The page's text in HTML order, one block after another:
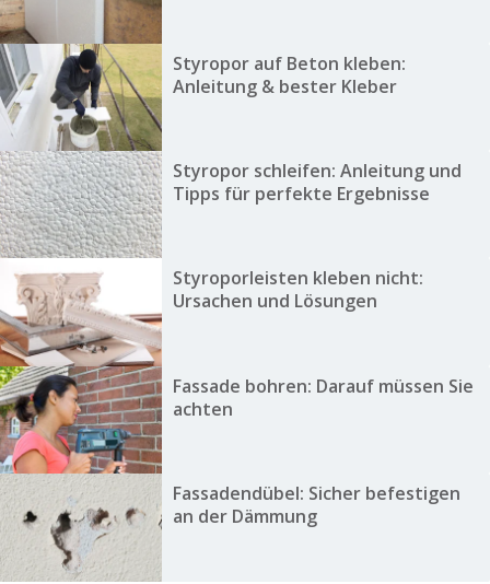
Styropor auf Beton kleben:
Anleitung & bester Kleber
Styropor schleifen: Anleitung und
Tipps für perfekte Ergebnisse
Styroporleisten kleben nicht:
Ursachen und Lösungen
Fassade bohren: Darauf müssen Sie
achten
Fassadendübel: Sicher befestigen
an der Dämmung